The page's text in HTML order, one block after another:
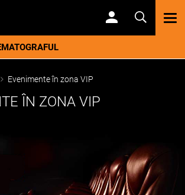
Evenimente în zona VIP
ÎN ZONA VIP